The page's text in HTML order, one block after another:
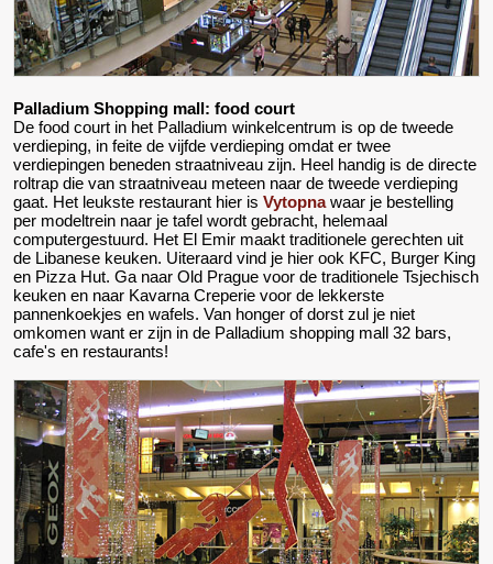
Palladium Shopping mall: food court
De food court in het Palladium winkelcentrum is op de tweede
verdieping, in feite de vijfde verdieping omdat er twee
verdiepingen beneden straatniveau zijn. Heel handig is de directe
roltrap die van straatniveau meteen naar de tweede verdieping
gaat. Het leukste restaurant hier is Vytopnawaar je bestelling
per modeltrein naar je tafel wordt gebracht, helemaal
computergestuurd. Het El Emir maakt traditionele gerechten uit
de Libanese keuken. Uiteraard vind je hier ook KFC, Burger King
en Pizza Hut. Ga naar Old Prague voor de traditionele Tsjechisch
keuken en naar Kavarna Creperie voor de lekkerste
pannenkoekjes en wafels. Van honger of dorst zul je niet
omkomen want er zijn in de Palladium shopping mall 32 bars,
cafe's en restaurants!